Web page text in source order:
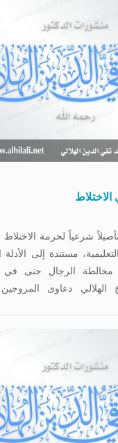
شرعياً لحرمة
مستندة إلى الأدلة
مخالطة الرجال حتى
الهلالي دعاوى